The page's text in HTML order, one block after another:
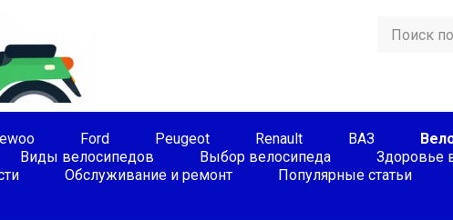
Ford Peugeot Renault ВАЗ
Виды велосипедов Выбор велосипеда
Здоровье
Обслуживание и ремонт Популярные статьи